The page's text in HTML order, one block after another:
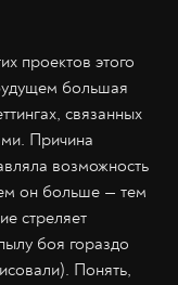
проектов этого
большая
связанных
Причина
возможность
он больше — тем
стреляет
боя гораздо
Понять,